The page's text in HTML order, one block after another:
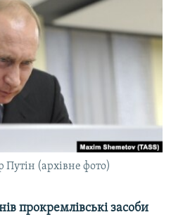
Путін (архівне фото)
прокремлівські засоби